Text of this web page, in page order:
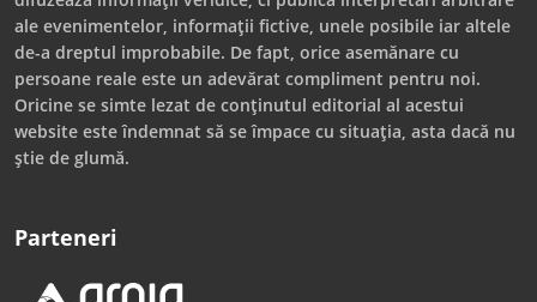
ale evenimentelor, informații fictive, unele posibile iar altele
de-a dreptul improbabile. De fapt, orice asemănare cu
persoane reale este un adevărat compliment pentru noi.
Oricine se simte lezat de conținutul editorial al acestui
website este îndemnat să se împace cu situația, asta dacă nu
știe de glumă.
Parteneri